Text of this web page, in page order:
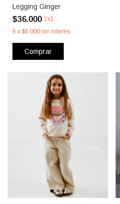
Legging Ginger
$36.000 2x1
6 x $6.000 sin interés
Comprar